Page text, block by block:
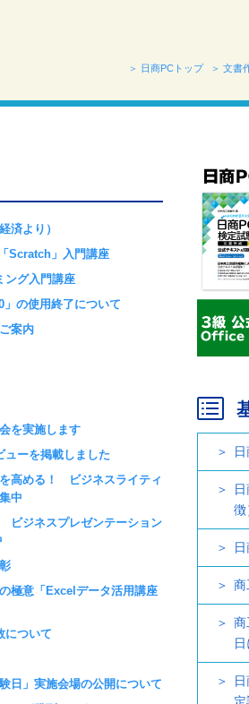
＞ 日商PCトップ
＞ 文書
済より）
Scratch」入門講座
ング入門講座
の使用終了について
案内
を実施します
ューを掲載しました
高める！ ビジネスライティ
中
ビジネスプレゼンテーション
極意「Excelデータ活用講座
について
日」実施会場の公開について
徴
商
商